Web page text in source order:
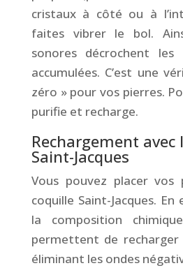
cristaux à côté ou à
faites vibrer le bol.
sonores décrochent les
accumulées. C’est une
zéro » pour vos pierres.
purifie et recharge.
Rechargement avec
Saint-Jacques
Vous pouvez placer vos
coquille Saint-Jacques.
la composition
permettent de recharger
éliminant les ondes